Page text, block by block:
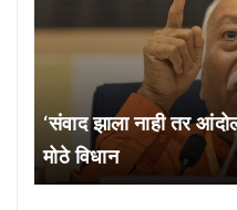
‘संवाद झाला नाही तर
मोठे विधान